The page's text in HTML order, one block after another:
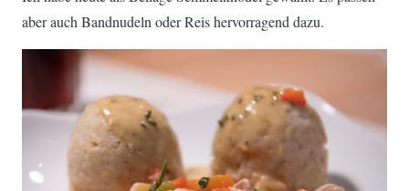
aber auch Bandnudeln oder Reis hervorragend dazu.